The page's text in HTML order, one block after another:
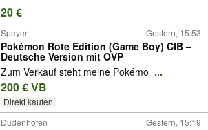
20 €
Speyer Gestern, 15:53
Pokémon Rote Edition (Game Boy) CIB –
Deutsche Version mit OVP
Zum Verkauf steht meine Pokémo ...
200 € VB
Direkt kaufen
Dudenhofen Gestern, 15:19